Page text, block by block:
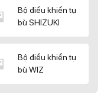
Bộ điều khiển tụ
bù SHIZUKI
Bộ điều khiển tụ
bù WIZ